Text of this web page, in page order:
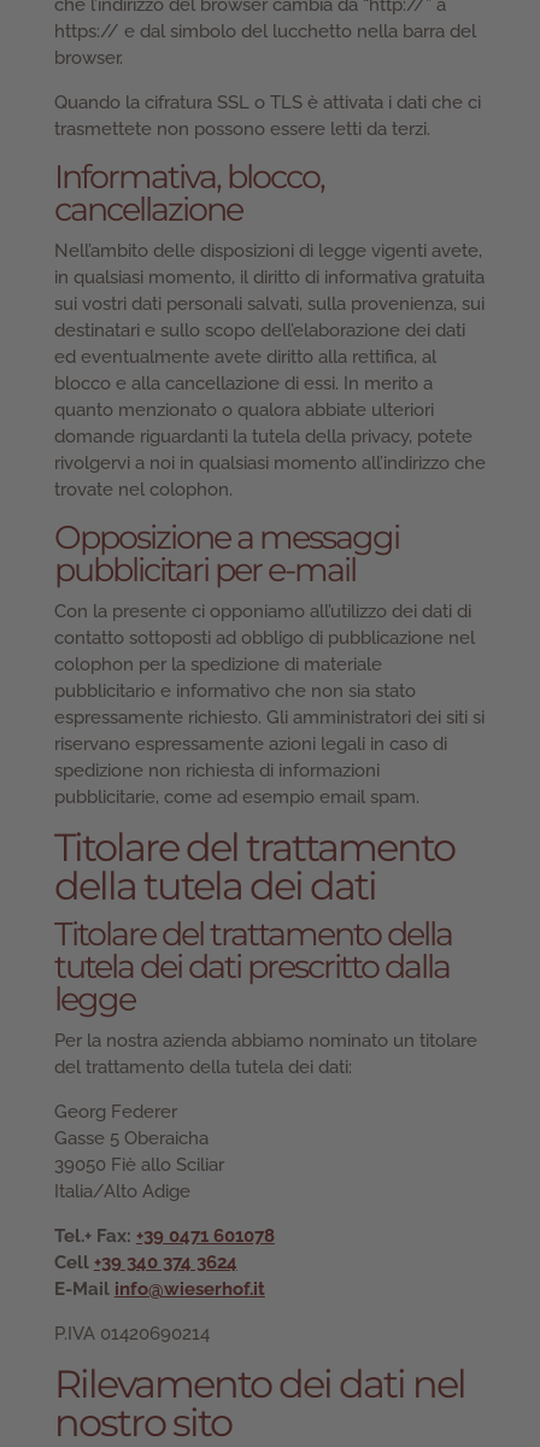
che l’indirizzo del browser cambia da “http://” a
https:// e dal simbolo del lucchetto nella barra del
browser.
Quando la cifratura SSL o TLS è attivata i dati che ci
trasmettete non possono essere letti da terzi.
Informativa, blocco,
cancellazione
Nell’ambito delle disposizioni di legge vigenti avete,
in qualsiasi momento, il diritto di informativa gratuita
sui vostri dati personali salvati, sulla provenienza, sui
destinatari e sullo scopo dell’elaborazione dei dati
ed eventualmente avete diritto alla rettifica, al
blocco e alla cancellazione di essi. In merito a
quanto menzionato o qualora abbiate ulteriori
domande riguardanti la tutela della privacy, potete
rivolgervi a noi in qualsiasi momento all’indirizzo che
trovate nel colophon.
Opposizione a messaggi
pubblicitari per e-mail
Con la presente ci opponiamo all’utilizzo dei dati di
contatto sottoposti ad obbligo di pubblicazione nel
colophon per la spedizione di materiale
pubblicitario e informativo che non sia stato
espressamente richiesto. Gli amministratori dei siti si
riservano espressamente azioni legali in caso di
spedizione non richiesta di informazioni
pubblicitarie, come ad esempio email spam.
Titolare del trattamento
della tutela dei dati
Titolare del trattamento della
tutela dei dati prescritto dalla
legge
Per la nostra azienda abbiamo nominato un titolare
del trattamento della tutela dei dati:
Georg Federer
Gasse 5 Oberaicha
39050 Fiè allo Sciliar
Italia/Alto Adige
Tel.+ Fax: +39 0471 601078
Cell +39 340 374 3624
E-Mail info@wieserhof.it
P.IVA 01420690214
Rilevamento dei dati nel
nostro sito